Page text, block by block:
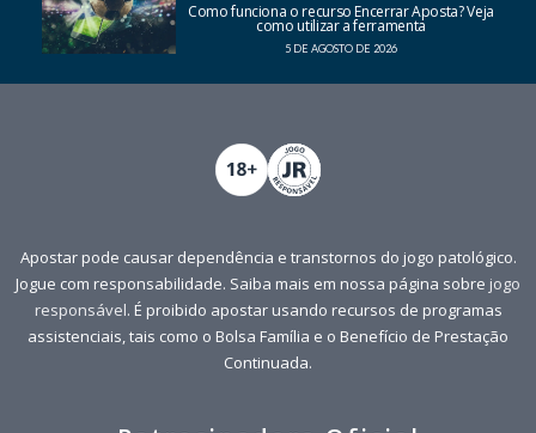
Como funciona o recurso Encerrar Aposta? Veja
como utilizar a ferramenta
5 DE AGOSTO DE 2026
Apostar pode causar dependência e transtornos do jogo patológico.
Jogue com responsabilidade. Saiba mais em nossa página sobre jogo
responsável. É proibido apostar usando recursos de programas
assistenciais, tais como o Bolsa Família e o Benefício de Prestação
Continuada.